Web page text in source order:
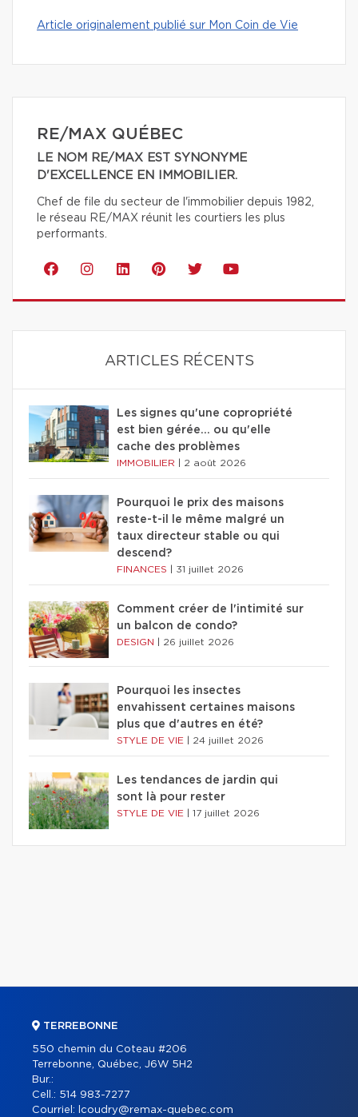
Article originalement publié sur Mon Coin de Vie
RE/MAX QUÉBEC
LE NOM RE/MAX EST SYNONYME
D'EXCELLENCE EN IMMOBILIER.
Chef de file du secteur de l'immobilier depuis 1982,
le réseau RE/MAX réunit les courtiers les plus
performants.
ARTICLES RÉCENTS
Les signes qu'une copropriété
est bien gérée… ou qu'elle
cache des problèmes
IMMOBILIER 2 août 2026
Pourquoi le prix des maisons
reste-t-il le même malgré un
taux directeur stable ou qui
descend?
FINANCES 31 juillet 2026
Comment créer de l'intimité sur
un balcon de condo?
DESIGN 26 juillet 2026
Pourquoi les insectes
envahissent certaines maisons
plus que d'autres en été?
STYLE DE VIE 24 juillet 2026
Les tendances de jardin qui
sont là pour rester
STYLE DE VIE 17 juillet 2026
TERREBONNE
550 chemin du Coteau #206
Terrebonne, Québec, J6W 5H2
Bur.:
Cell.: 514 983-7277
Courriel:
lcoudry@remax-quebec.com